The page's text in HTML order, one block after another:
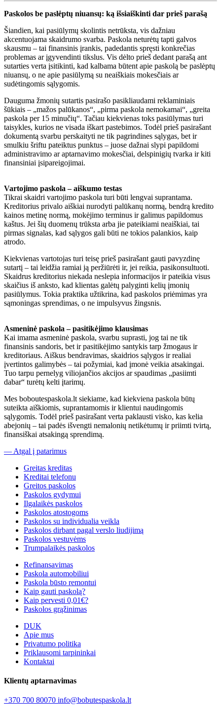
Paskolos be paslėptų niuansų: ką išsiaiškinti dar prieš parašą
Šiandien, kai pasiūlymų skolintis netrūksta, vis dažniau
akcentuojama skaidrumo svarba. Paskola neturėtų tapti galvos
skausmu – tai finansinis įrankis, padedantis spręsti konkrečias
problemas ar įgyvendinti tikslus. Vis dėlto prieš dedant parašą ant
sutarties verta įsitikinti, kad kalbama būtent apie paskolą be paslėptų
niuansų, o ne apie pasiūlymą su neaiškiais mokesčiais ar
sudėtingomis sąlygomis.
Dauguma žmonių sutartis pasirašo pasikliaudami reklaminiais
šūkiais – „mažos palūkanos“, „pirma paskola nemokamai“, „greita
paskola per 15 minučių“. Tačiau kiekvienas toks pasiūlymas turi
taisykles, kurios ne visada iškart pastebimos. Todėl prieš pasirašant
dokumentą svarbu perskaityti ne tik pagrindines sąlygas, bet ir
smulkiu šriftu pateiktus punktus – juose dažnai slypi papildomi
administravimo ar aptarnavimo mokesčiai, delspinigių tvarka ir kiti
finansiniai įsipareigojimai.
Vartojimo paskola – aiškumo testas
Tikrai skaidri vartojimo paskola turi būti lengvai suprantama.
Kreditorius privalo aiškiai nurodyti palūkanų normą, bendrą kredito
kainos metinę normą, mokėjimo terminus ir galimus papildomus
kaštus. Jei šių duomenų trūksta arba jie pateikiami neaiškiai, tai
pirmas signalas, kad sąlygos gali būti ne tokios palankios, kaip
atrodo.
Kiekvienas vartotojas turi teisę prieš pasirašant gauti pavyzdinę
sutartį – tai leidžia ramiai ją peržiūrėti ir, jei reikia, pasikonsultuoti.
Skaidrus kreditorius niekada neslepia informacijos ir pateikia visus
skaičius iš anksto, kad klientas galėtų palyginti kelių įmonių
pasiūlymus. Tokia praktika užtikrina, kad paskolos priėmimas yra
sąmoningas sprendimas, o ne impulsyvus žingsnis.
Asmeninė paskola – pasitikėjimo klausimas
Kai imama asmeninė paskola, svarbu suprasti, jog tai ne tik
finansinis sandoris, bet ir pasitikėjimo santykis tarp žmogaus ir
kreditoriaus. Aiškus bendravimas, skaidrios sąlygos ir realiai
įvertintos galimybės – tai požymiai, kad įmonė veikia atsakingai.
Tuo tarpu pernelyg viliojančios akcijos ar spaudimas „pasiimti
dabar“ turėtų kelti įtarimų.
Mes boboutespaskola.lt siekiame, kad kiekviena paskola būtų
suteikta aiškiomis, suprantamomis ir klientui naudingomis
sąlygomis. Todėl prieš pasirašant verta paklausti visko, kas kelia
abejonių – tai padės išvengti nemalonių netikėtumų ir priimti tvirtą,
finansiškai atsakingą sprendimą.
— Atgal į patarimus
Greitas kreditas
Kreditai telefonu
Greitos paskolos
Paskolos gydymui
Ilgalaikės paskolos
Paskolos atostogoms
Paskolos su individualia veikla
Paskolos dirbant pagal verslo liudijimą
Paskolos vestuvėms
Trumpalaikės paskolos
Refinansavimas
Paskola automobiliui
Paskola būsto remontui
Kaip gauti paskolą?
Kaip pervesti 0,01€?
Paskolos grąžinimas
DUK
Apie mus
Privatumo politika
Priklausomi tarpininkai
Kontaktai
Klientų aptarnavimas
+370 700 80070 info@bobutespaskola.lt